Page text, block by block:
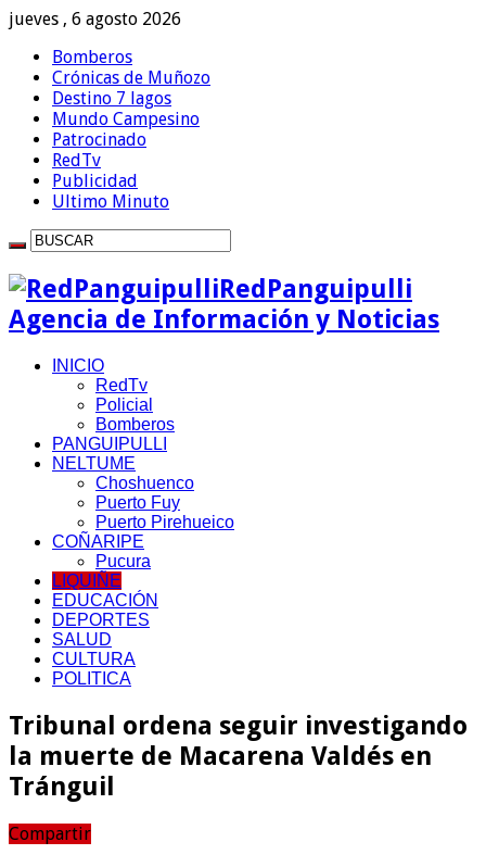
jueves , 6 agosto 2026
Bomberos
Crónicas de Muñozo
Destino 7 lagos
Mundo Campesino
Patrocinado
RedTv
Publicidad
Ultimo Minuto
RedPanguipulli
Agencia de Información y Noticias
INICIO
RedTv
Policial
Bomberos
PANGUIPULLI
NELTUME
Choshuenco
Puerto Fuy
Puerto Pirehueico
COÑARIPE
Pucura
LIQUIÑE
EDUCACIÓN
DEPORTES
SALUD
CULTURA
POLITICA
Tribunal ordena seguir investigando
la muerte de Macarena Valdés en
Tránguil
Compartir